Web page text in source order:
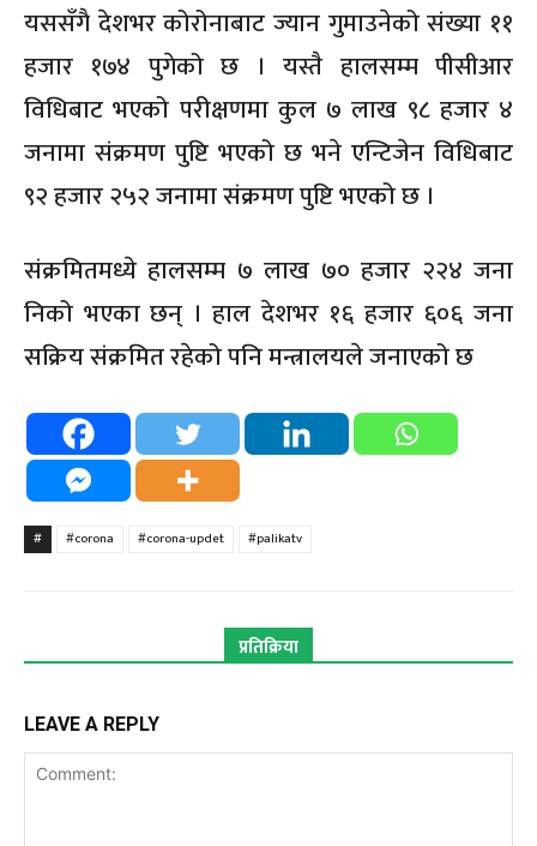
यससँगै देशभर कोरोनाबाट ज्यान गुमाउनेको संख्या ११
हजार १७४ पुगेको छ । यस्तै हालसम्म पीसीआर
विधिबाट भएको परीक्षणमा कुल ७ लाख ९८ हजार ४
जनामा संक्रमण पुष्टि भएको छ भने एन्टिजेन विधिबाट
९२ हजार २५२ जनामा संक्रमण पुष्टि भएको छ ।
संक्रमितमध्ये हालसम्म ७ लाख ७० हजार २२४ जना
निको भएका छन् । हाल देशभर १६ हजार ६०६ जना
सक्रिय संक्रमित रहेको पनि मन्त्रालयले जनाएको छ
# #corona #corona-updet #palikatv
प्रतिक्रिया
LEAVE A REPLY